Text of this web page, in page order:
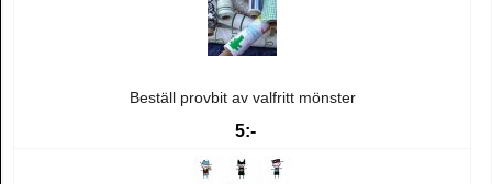
Beställ provbit av valfritt mönster
5:-